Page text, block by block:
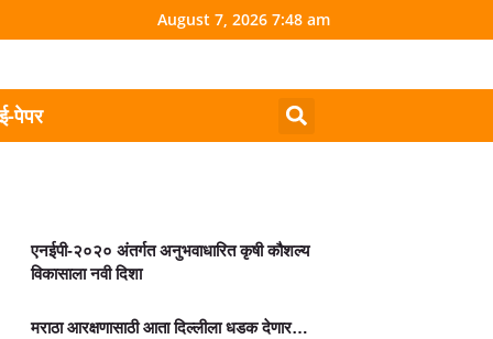
August 7, 2026 7:48 am
पेपर
एनईपी-२०२० अंतर्गत अनुभवाधारित कृषी कौशल्य
विकासाला नवी दिशा
मराठा आरक्षणासाठी आता दिल्लीला धडक देणार…